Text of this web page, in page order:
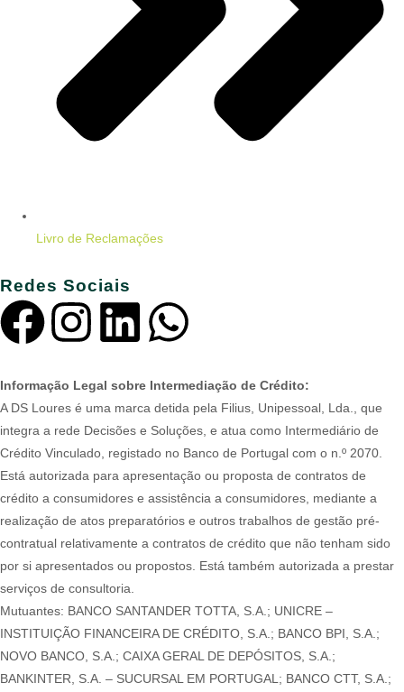
Livro de Reclamações
Redes Sociais
Informação Legal sobre Intermediação de Crédito:
A DS Loures é uma marca detida pela Filius, Unipessoal, Lda., que
integra a rede Decisões e Soluções, e atua como Intermediário de
Crédito Vinculado, registado no Banco de Portugal com o n.º 2070.
Está autorizada para apresentação ou proposta de contratos de
crédito a consumidores e assistência a consumidores, mediante a
realização de atos preparatórios e outros trabalhos de gestão pré-
contratual relativamente a contratos de crédito que não tenham sido
por si apresentados ou propostos. Está também autorizada a prestar
serviços de consultoria.
Mutuantes: BANCO SANTANDER TOTTA, S.A.; UNICRE –
INSTITUIÇÃO FINANCEIRA DE CRÉDITO, S.A.; BANCO BPI, S.A.;
NOVO BANCO, S.A.; CAIXA GERAL DE DEPÓSITOS, S.A.;
BANKINTER, S.A. – SUCURSAL EM PORTUGAL; BANCO CTT, S.A.;